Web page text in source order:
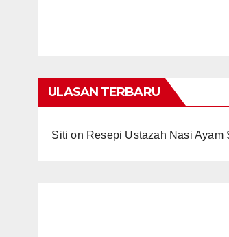
ULASAN TERBARU
Siti on Resepi Ustazah Nasi Ayam